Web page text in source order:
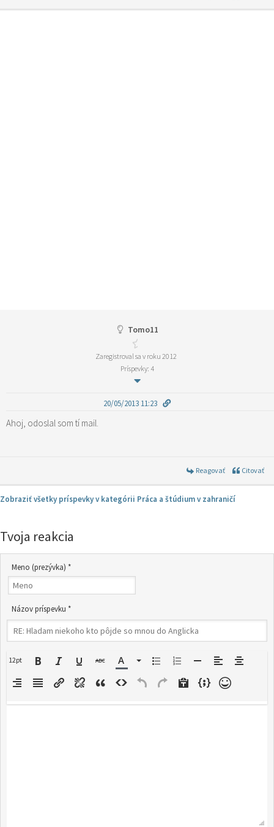
Tomo11
Zaregistroval sa v roku 2012
Príspevky: 4
20/05/2013 11:23
Ahoj, odoslal som tí mail.
Reagovať Citovať
Zobraziť všetky príspevky v kategórii Práca a štúdium v zahraničí
Tvoja reakcia
Meno (prezývka) *
Názov príspevku *
12pt